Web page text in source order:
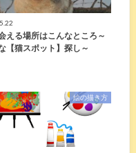
える場所はこんなところ～
【猫スポット】探し～
絵の描き方